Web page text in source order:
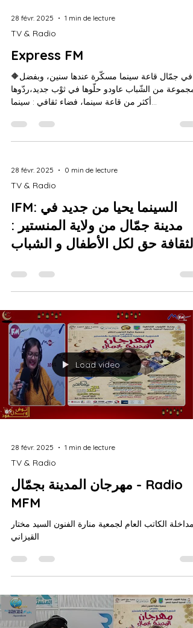
28 févr. 2025 1 min de lecture
TV & Radio
Express FM
🔶في جمّال قاعة سينما مسكّرة عندها سنين، وبفضل
مجموعة من الشّباب عاودو حلّوها في ثوْب جديد،ردّوها
أكثر من قاعة سينما، فضاء ثقافي : سينما...
28 févr. 2025 0 min de lecture
TV & Radio
IFM: السينما يحيا من جديد في
مدينة جمّال من ولاية المنستير :
Load video
28 févr. 2025 1 min de lecture
TV & Radio
مهرجان المدينة بجمّال - Radio
MFM
مداخلة الكاتب العام لجمعية منارة الفنون السيد مختار
القيزاني